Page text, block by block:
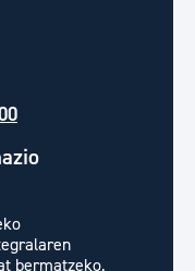
bermatzeko,